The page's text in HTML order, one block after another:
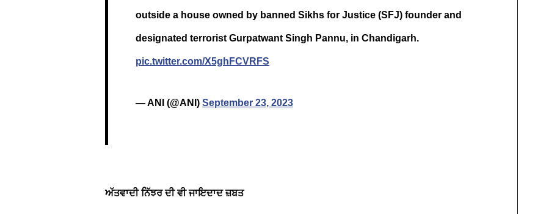
outside a house owned by banned Sikhs for Justice (SFJ) founder and
designated terrorist Gurpatwant Singh Pannu, in Chandigarh.
pic.twitter.com/X5ghFCVRFS
— ANI (@ANI) September 23, 2023
ਅੱਤਵਾਦੀ ਨਿੱਝਰ ਦੀ ਵੀ ਜਾਇਦਾਦ ਜ਼ਬਤ